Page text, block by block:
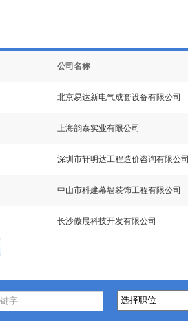
公司名称
北京易达新电气成套设备有限公司
上海韵泰实业有限公司
深圳市轩明达工程造价咨询有限公司
中山市科建幕墙装饰工程有限公司
长沙傲晨科技开发有限公司